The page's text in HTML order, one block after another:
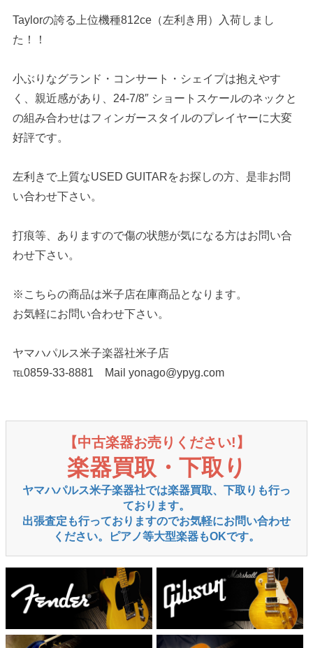
Taylorの誇る上位機種812ce（左利き用）入荷しまし
た！！
小ぶりなグランド・コンサート・シェイプは抱えやす
く、親近感があり、24-7/8″ ショートスケールのネックと
の組み合わせはフィンガースタイルのプレイヤーに大変
好評です。
左利きで上質なUSED GUITARをお探しの方、是非お問
い合わせ下さい。
打痕等、ありますので傷の状態が気になる方はお問い合
わせ下さい。
※こちらの商品は米子店在庫商品となります。
お気軽にお問い合わせ下さい。
ヤマハパルス米子楽器社米子店
℡0859-33-8881 Mail yonago@ypyg.com
【中古楽器お売りください!】
楽器買取・下取り
ヤマハパルス米子楽器社では楽器買取、下取りも行っ
ております。
出張査定も行っておりますのでお気軽にお問い合わせ
ください。ピアノ等大型楽器もOKです。